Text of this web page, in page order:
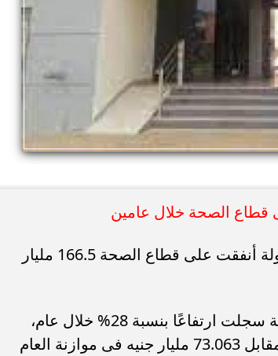
كشف الجهاز المركزى للتعبئة العامة والإحصاء، أن الدولة أنفقت على قطاع الصحة 166.5 مليار
حيث كشف تقرير الجهاز المركزى أن مخصصات الصحة سجلت ارتفاعًا بنسبة 28% خلال عام،
ليقترب من 93.5 مليار جنيه خلال موازنة العام الحالى مقابل 73.063 مليار جنيه فى موازنة العام